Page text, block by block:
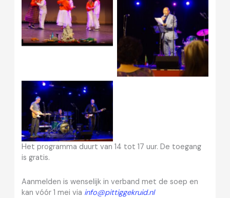
Salsa dansen met Ted
Schmidt
Rudo Walker
Fuzzz
Het programma duurt van 14 tot 17 uur. De toegang
is gratis.
Aanmelden is wenselijk in verband met de soep en
kan vóór 1 mei via info@pittiggekruid.nl